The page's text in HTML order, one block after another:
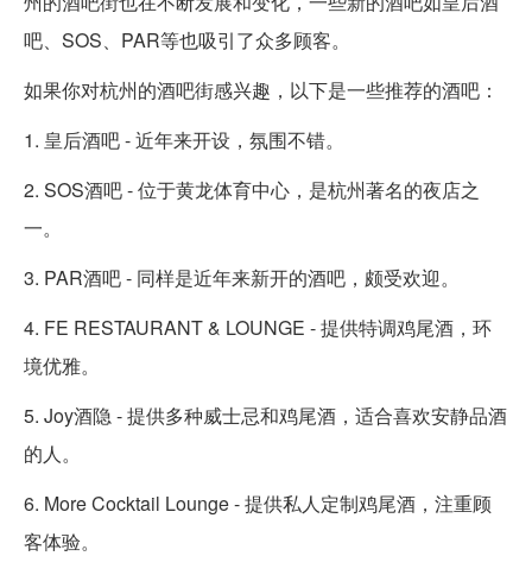
吧、SOS、PAR等也吸引了众多顾客。
如果你对杭州的酒吧街感兴趣，以下是一些推荐的酒吧：
1. 皇后酒吧 - 近年来开设，氛围不错。
2. SOS酒吧 - 位于黄龙体育中心，是杭州著名的夜店之
一。
3. PAR酒吧 - 同样是近年来新开的酒吧，颇受欢迎。
4. FE RESTAURANT & LOUNGE - 提供特调鸡尾酒，环
境优雅。
5. Joy酒隐 - 提供多种威士忌和鸡尾酒，适合喜欢安静品酒
的人。
6. More Cocktail Lounge - 提供私人定制鸡尾酒，注重顾
客体验。